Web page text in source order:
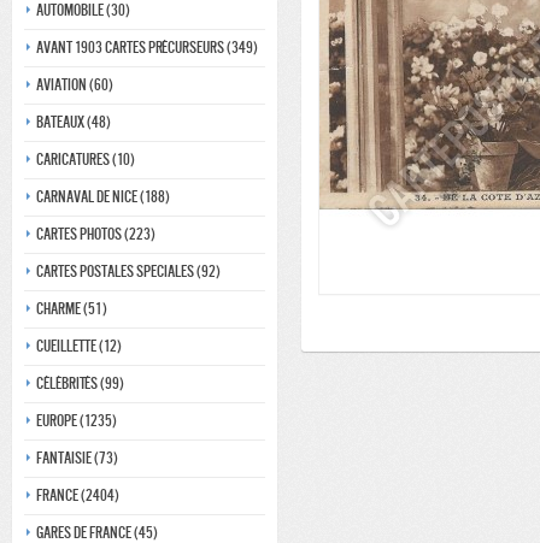
Automobile (30)
Avant 1903 Cartes précurseurs (349)
Aviation (60)
Bateaux (48)
Caricatures (10)
Carnaval de nice (188)
Cartes photos (223)
Cartes postales speciales (92)
Charme (51)
Cueillette (12)
Célébrités (99)
Europe (1235)
Fantaisie (73)
France (2404)
Gares de france (45)